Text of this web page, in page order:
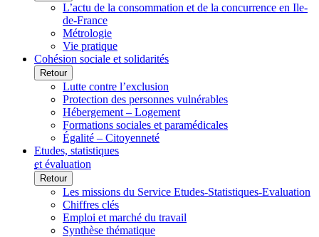
L’actu de la consommation et de la concurrence en Ile-
de-France
Métrologie
Vie pratique
Cohésion sociale et solidarités
Retour
Lutte contre l’exclusion
Protection des personnes vulnérables
Hébergement – Logement
Formations sociales et paramédicales
Égalité – Citoyenneté
Etudes, statistiques
et évaluation
Retour
Les missions du Service Etudes-Statistiques-Evaluation
Chiffres clés
Emploi et marché du travail
Synthèse thématique